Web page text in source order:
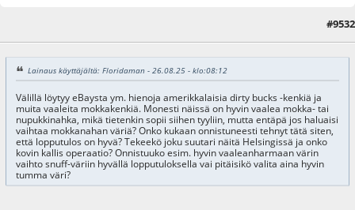
#9532
Lainaus käyttäjältä: Floridaman - 26.08.25 - klo:08:12
Välillä löytyy eBaysta ym. hienoja amerikkalaisia dirty bucks -kenkiä ja
muita vaaleita mokkakenkiä. Monesti näissä on hyvin vaalea mokka- tai
nupukkinahka, mikä tietenkin sopii siihen tyyliin, mutta entäpä jos haluaisi
vaihtaa mokkanahan väriä? Onko kukaan onnistuneesti tehnyt tätä siten,
että lopputulos on hyvä? Tekeekö joku suutari näitä Helsingissä ja onko
kovin kallis operaatio? Onnistuuko esim. hyvin vaaleanharmaan värin
vaihto snuff-väriin hyvällä lopputuloksella vai pitäisikö valita aina hyvin
tumma väri?